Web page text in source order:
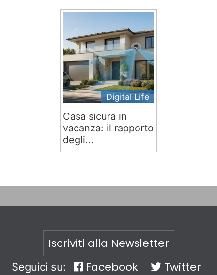
Digital Life
Casa sicura in
vacanza: il rapporto
degli...
Iscriviti alla Newsletter
Seguici su: Facebook
Twitter